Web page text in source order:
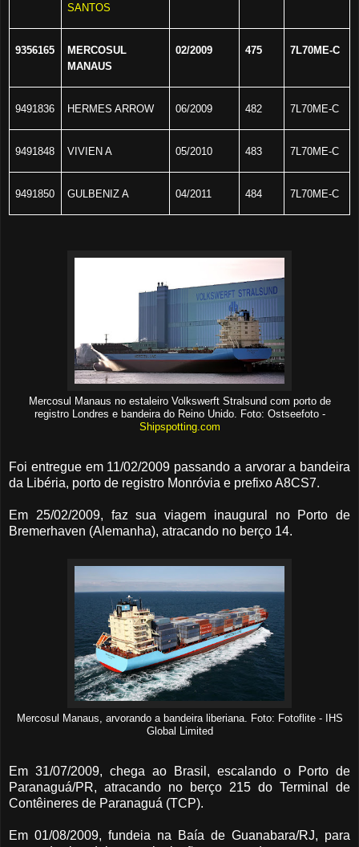
SANTOS
9356165
MERCOSUL
MANAUS
02/2009 475 7L70ME-C
9491836 HERMES ARROW 06/2009 482 7L70ME-C
9491848 VIVIEN A 05/2010 483 7L70ME-C
9491850 GULBENIZ A 04/2011 484 7L70ME-C
Mercosul Manaus no estaleiro Volkswerft Stralsund com porto de
registro Londres e bandeira do Reino Unido. Foto: Ostseefoto -
Shipspotting.com
Foi entregue em 11/02/2009 passando a arvorar a bandeira
da Libéria, porto de registro Monróvia e prefixo A8CS7.
Em 25/02/2009, faz sua viagem inaugural no Porto de
Bremerhaven (Alemanha), atracando no berço 14.
Mercosul Manaus, arvorando a bandeira liberiana. Foto: Fotoflite - IHS
Global Limited
Em 31/07/2009, chega ao Brasil, escalando o Porto de
Paranaguá/PR, atracando no berço 215 do Terminal de
Contêineres de Paranaguá (TCP).
Em 01/08/2009, fundeia na Baía de Guanabara/RJ, para